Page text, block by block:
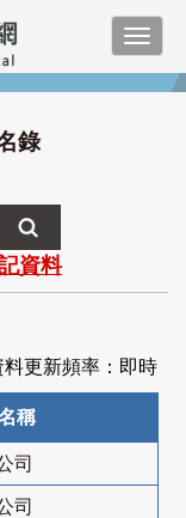
錄
資料
料更新頻率：即時
稱
司
司